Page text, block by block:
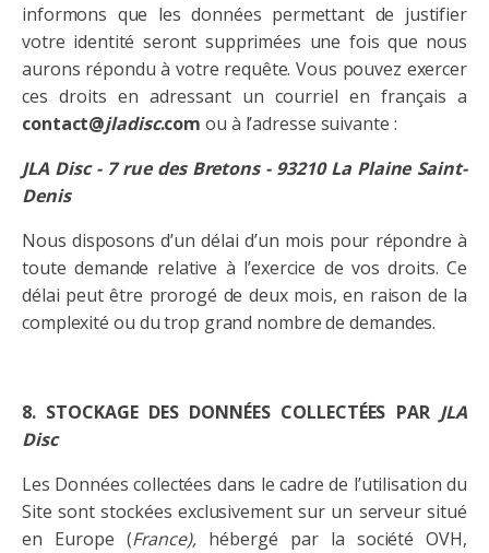
informons que les données permettant de justifier
votre identité seront supprimées une fois que nous
aurons répondu à votre requête. Vous pouvez exercer
ces droits en adressant un courriel en français a
contact@jladisc.com ou à l’adresse suivante :
JLA Disc - 7 rue des Bretons - 93210 La Plaine Saint-
Denis
Nous disposons d’un délai d’un mois pour répondre à
toute demande relative à l’exercice de vos droits. Ce
délai peut être prorogé de deux mois, en raison de la
complexité ou du trop grand nombre de demandes.
8. STOCKAGE DES DONNÉES COLLECTÉES PAR JLA
Disc
Les Données collectées dans le cadre de l’utilisation du
Site sont stockées exclusivement sur un serveur situé
en Europe (France), hébergé par la société OVH,